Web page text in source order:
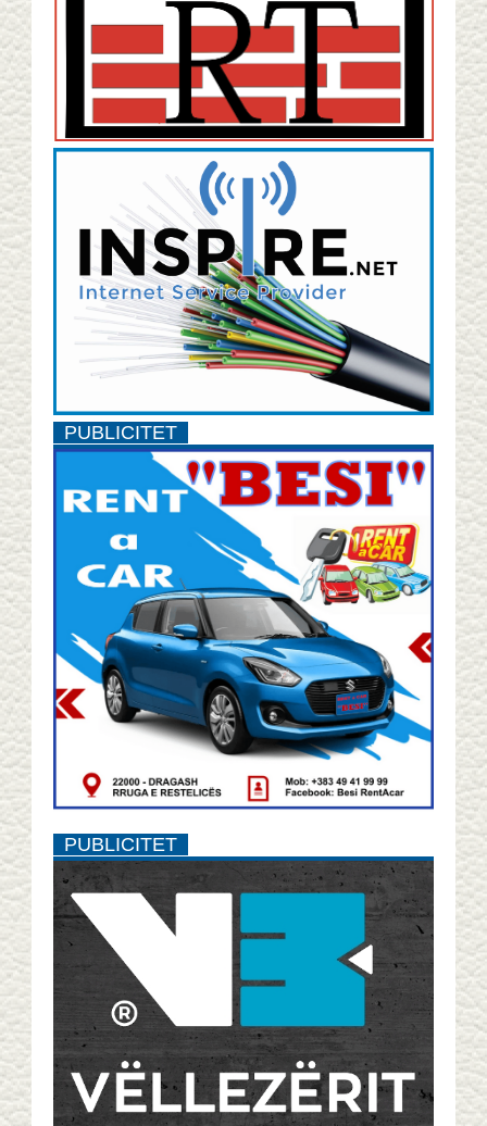
PUBLICITET
PUBLICITET